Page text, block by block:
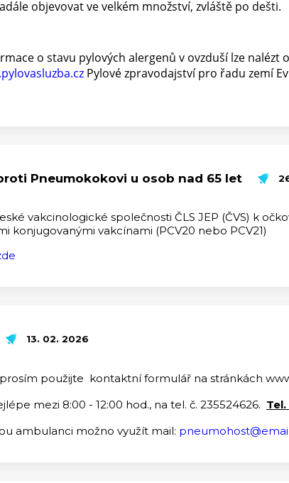
objevovat ve velkém množství, zvláště po dešti.
o stavu pylových alergenů v ovzduší lze nalézt
Pylové zpravodajství pro řadu zemí
Pneumokokovi u osob nad 65 let
vakcinologické společnosti ČLS JEP (ČVS) k
konjugovanými vakcínami (PCV20 nebo PCV21)
13. 02. 2026
použijte kontaktní formulář na stránkách
mezi 8:00 - 12:00 hod., na tel. č. 235524626.
ambulanci možno využít mail: